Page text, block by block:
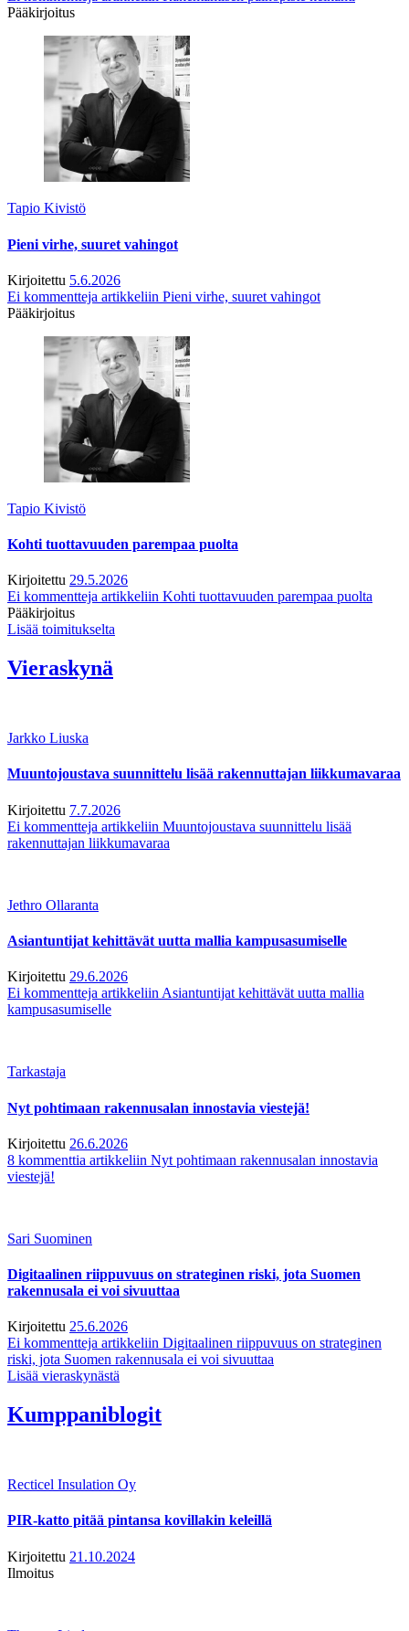
Pääkirjoitus
Tapio Kivistö
Pieni virhe, suuret vahingot
Kirjoitettu 5.6.2026
Ei kommentteja artikkeliin Pieni virhe, suuret vahingot
Pääkirjoitus
Tapio Kivistö
Kohti tuottavuuden parempaa puolta
Kirjoitettu 29.5.2026
Ei kommentteja artikkeliin Kohti tuottavuuden parempaa puolta
Pääkirjoitus
Lisää toimitukselta
Vieraskynä
Jarkko Liuska
Muuntojoustava suunnittelu lisää rakennuttajan liikkumavaraa
Kirjoitettu 7.7.2026
Ei kommentteja artikkeliin Muuntojoustava suunnittelu lisää
rakennuttajan liikkumavaraa
Jethro Ollaranta
Asiantuntijat kehittävät uutta mallia kampusasumiselle
Kirjoitettu 29.6.2026
Ei kommentteja artikkeliin Asiantuntijat kehittävät uutta mallia
kampusasumiselle
Tarkastaja
Nyt pohtimaan rakennusalan innostavia viestejä!
Kirjoitettu 26.6.2026
8 kommenttia artikkeliin Nyt pohtimaan rakennusalan innostavia
viestejä!
Sari Suominen
Digitaalinen riippuvuus on strateginen riski, jota Suomen
rakennusala ei voi sivuuttaa
Kirjoitettu 25.6.2026
Ei kommentteja artikkeliin Digitaalinen riippuvuus on strateginen
riski, jota Suomen rakennusala ei voi sivuuttaa
Lisää vieraskynästä
Kumppaniblogit
Recticel Insulation Oy
PIR-katto pitää pintansa kovillakin keleillä
Kirjoitettu 21.10.2024
Ilmoitus